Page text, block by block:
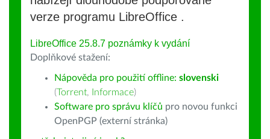
verze programu LibreOffice .
LibreOffice 25.8.7 poznámky k vydání
Doplňkové stažení:
Nápověda pro použití offline: slovenski
(Torrent, Informace)
Software pro správu klíčů pro novou funkci
OpenPGP (externí stránka)